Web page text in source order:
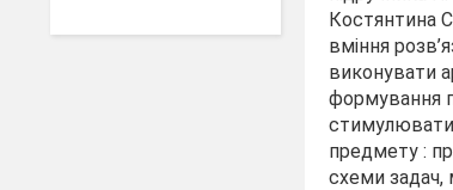
Костянтина
вміння
виконувати
формування
стимулювати
предмету :
схеми задач,